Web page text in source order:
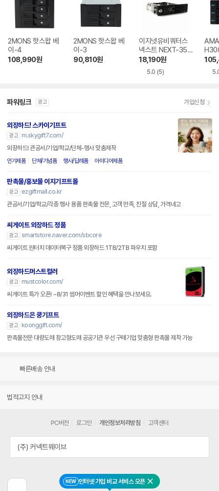
NEW 인터넷 가입 비교 서비스 오픈 닫기
2MONS 핫스왑 베
이-4
108,990원
2MONS 핫스왑 베
이-3
90,810원
이지넷유비쿼터스
넥스트 NEXT-35H
R
18,190원
5.0 (5)
파워링크 광고 가입신청
외장하드! 스카이기프트
광고
m.skygift7.com/
외장하드! 관공서/기업/학교/단체-행사 맞춤제작
인기제품 단체/기념품 행사/답례품 아이디어제품
판촉물/홍보물 이지기프트몰
광고
ezgiftmall.co.kr
관공서/기업/학교/각종 행사 용품 판촉물 전문, 고객 만족, 친절 상담, 가격네고
씨게이트 외장하드 정품
광고 smartstore.naver.com/sbcore
씨게이트 원터치 데이터복구 정품 외장하드 1TB/2TB 파우치 포함
외장하드머스트컬러
광고
mustcolor.com/
씨게이트 특가 오픈! ~8/31 썸머이벤트 할인 혜택을 만나보세요.
외장하드은 쿵기프트
광고
koonggift.com/
판촉물전문 대량도매 창고형도매 공공기관 우선 구매기업 맞춤형 판촉물 제작 가능
빠른배송 안내
법적고지 안내
PC버전 로그인 개인정보처리방침 고객센터
(주) 커넥트웨이브